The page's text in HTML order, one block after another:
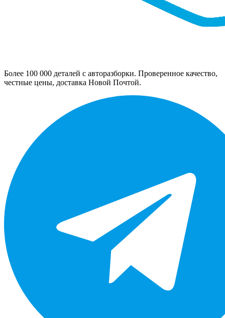
Более 100 000 деталей с авторазборки. Проверенное качество,
честные цены, доставка Новой Почтой.